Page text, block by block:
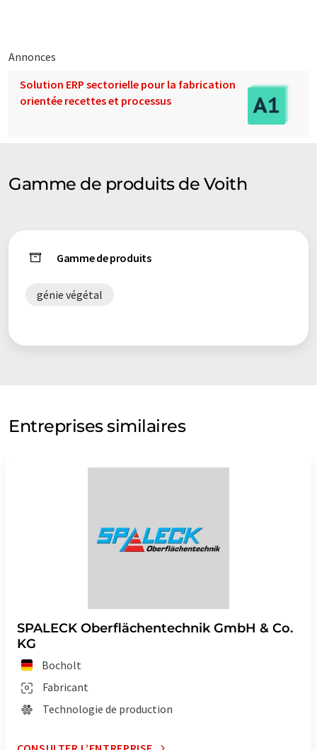
Annonces
Solution ERP sectorielle pour la fabrication
orientée recettes et processus
Gamme de produits de Voith
Gamme de produits
génie végétal
Entreprises similaires
SPALECK Oberflächentechnik GmbH & Co.
KG
Bocholt
Fabricant
Technologie de production